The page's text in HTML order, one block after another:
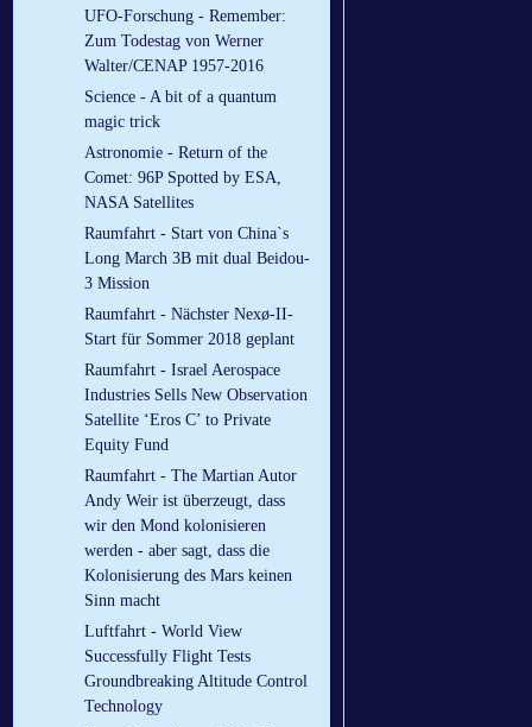
UFO-Forschung - Remember:
Zum Todestag von Werner
Walter/CENAP 1957-2016
Science - A bit of a quantum
magic trick
Astronomie - Return of the
Comet: 96P Spotted by ESA,
NASA Satellites
Raumfahrt - Start von China`s
Long March 3B mit dual Beidou-
3 Mission
Raumfahrt - Nächster Nexø-II-
Start für Sommer 2018 geplant
Raumfahrt - Israel Aerospace
Industries Sells New Observation
Satellite ‘Eros C’ to Private
Equity Fund
Raumfahrt - The Martian Autor
Andy Weir ist überzeugt, dass
wir den Mond kolonisieren
werden - aber sagt, dass die
Kolonisierung des Mars keinen
Sinn macht
Luftfahrt - World View
Successfully Flight Tests
Groundbreaking Altitude Control
Technology